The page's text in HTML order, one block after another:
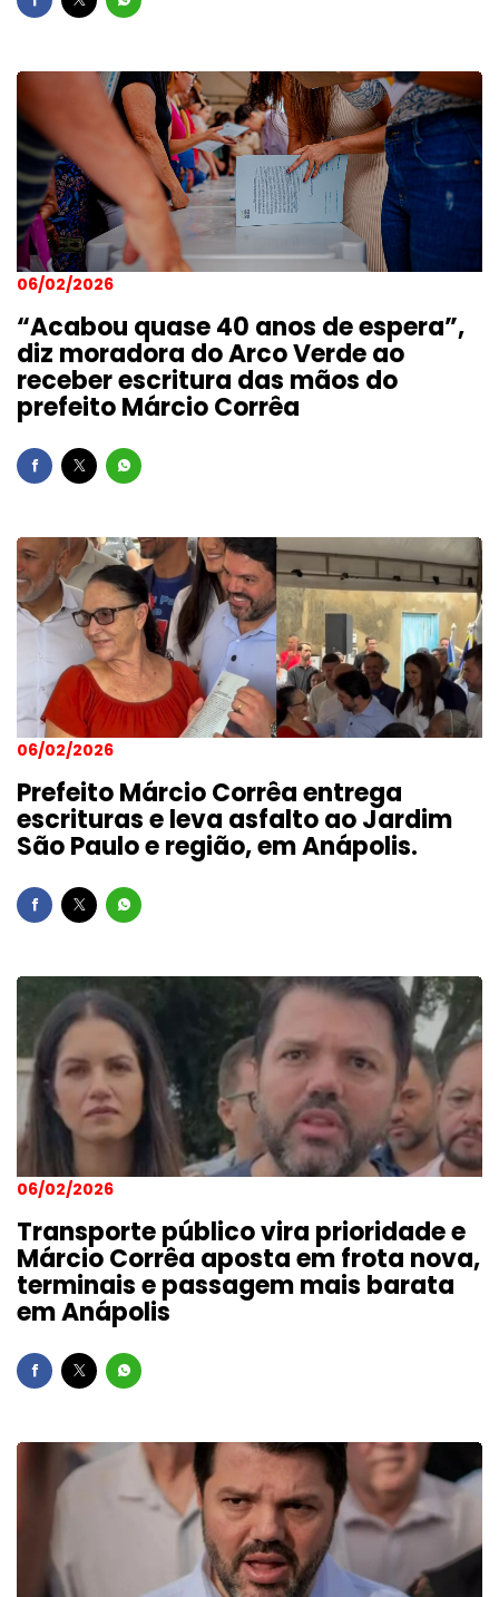
06/02/2026
“Acabou quase 40 anos de espera”,
diz moradora do Arco Verde ao
receber escritura das mãos do
prefeito Márcio Corrêa
06/02/2026
Prefeito Márcio Corrêa entrega
escrituras e leva asfalto ao Jardim
São Paulo e região, em Anápolis.
06/02/2026
Transporte público vira prioridade e
Márcio Corrêa aposta em frota nova,
terminais e passagem mais barata
em Anápolis